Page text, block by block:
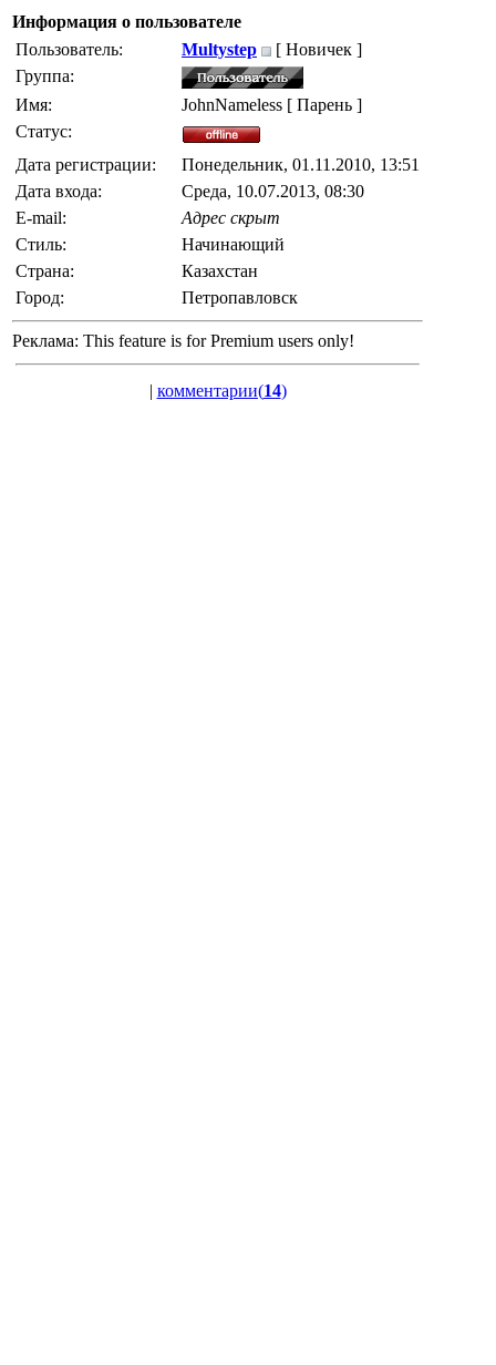
Информация о пользователе
Пользователь:
Multystep
[ Новичек ]
Группа:
Имя:
JohnNameless [ Парень ]
Статус:
Дата регистрации:
Понедельник, 01.11.2010, 13:51
Дата входа:
Среда, 10.07.2013, 08:30
E-mail:
Адрес скрыт
Стиль:
Начинающий
Страна:
Казахстан
Город:
Петропавловск
Реклама: This feature is for Premium users only!
| комментарии(14)